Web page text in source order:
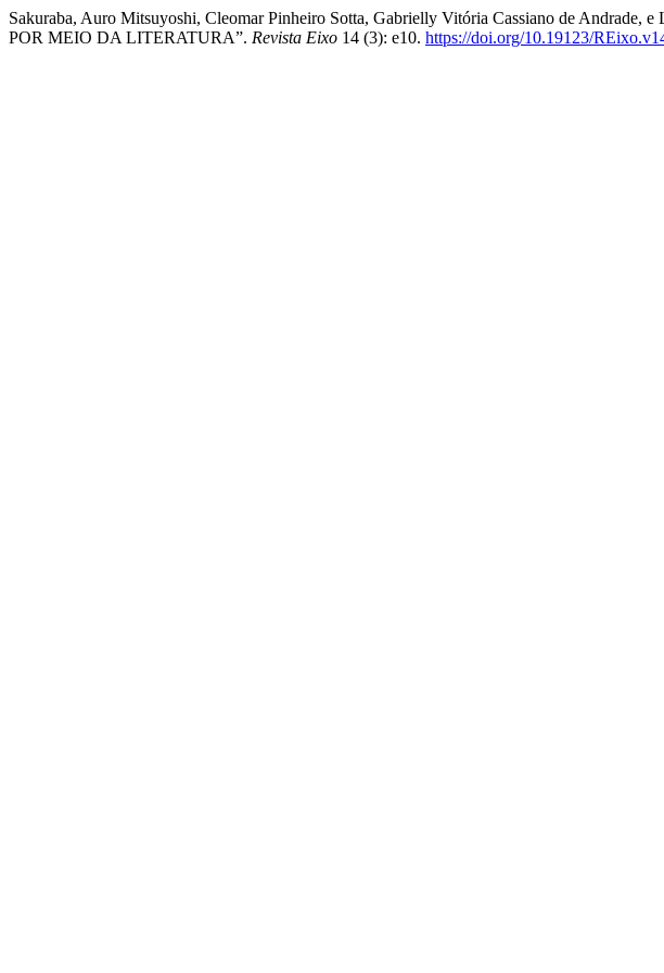
Sakuraba, Auro Mitsuyoshi, Cleomar Pinheiro Sotta, Gabrielly Vitória Cassiano de
POR MEIO DA LITERATURA”. Revista Eixo 14 (3): e10. https://doi.org/10.19123/